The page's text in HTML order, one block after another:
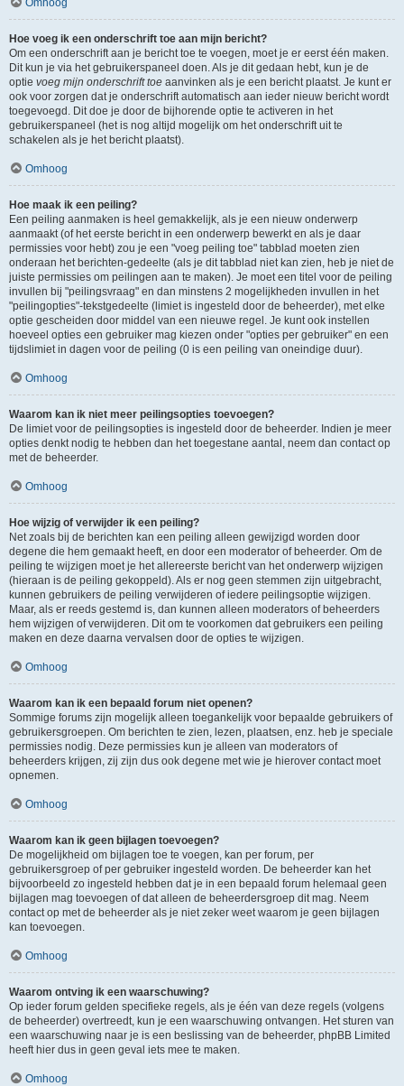
Omhoog
Hoe voeg ik een onderschrift toe aan mijn bericht?
Om een onderschrift aan je bericht toe te voegen, moet je er eerst één maken.
Dit kun je via het gebruikerspaneel doen. Als je dit gedaan hebt, kun je de
optie voeg mijn onderschrift toe aanvinken als je een bericht plaatst. Je kunt er
ook voor zorgen dat je onderschrift automatisch aan ieder nieuw bericht wordt
toegevoegd. Dit doe je door de bijhorende optie te activeren in het
gebruikerspaneel (het is nog altijd mogelijk om het onderschrift uit te
schakelen als je het bericht plaatst).
Omhoog
Hoe maak ik een peiling?
Een peiling aanmaken is heel gemakkelijk, als je een nieuw onderwerp
aanmaakt (of het eerste bericht in een onderwerp bewerkt en als je daar
permissies voor hebt) zou je een "voeg peiling toe" tabblad moeten zien
onderaan het berichten-gedeelte (als je dit tabblad niet kan zien, heb je niet de
juiste permissies om peilingen aan te maken). Je moet een titel voor de peiling
invullen bij "peilingsvraag" en dan minstens 2 mogelijkheden invullen in het
"peilingopties"-tekstgedeelte (limiet is ingesteld door de beheerder), met elke
optie gescheiden door middel van een nieuwe regel. Je kunt ook instellen
hoeveel opties een gebruiker mag kiezen onder "opties per gebruiker" en een
tijdslimiet in dagen voor de peiling (0 is een peiling van oneindige duur).
Omhoog
Waarom kan ik niet meer peilingsopties toevoegen?
De limiet voor de peilingsopties is ingesteld door de beheerder. Indien je meer
opties denkt nodig te hebben dan het toegestane aantal, neem dan contact op
met de beheerder.
Omhoog
Hoe wijzig of verwijder ik een peiling?
Net zoals bij de berichten kan een peiling alleen gewijzigd worden door
degene die hem gemaakt heeft, en door een moderator of beheerder. Om de
peiling te wijzigen moet je het allereerste bericht van het onderwerp wijzigen
(hieraan is de peiling gekoppeld). Als er nog geen stemmen zijn uitgebracht,
kunnen gebruikers de peiling verwijderen of iedere peilingsoptie wijzigen.
Maar, als er reeds gestemd is, dan kunnen alleen moderators of beheerders
hem wijzigen of verwijderen. Dit om te voorkomen dat gebruikers een peiling
maken en deze daarna vervalsen door de opties te wijzigen.
Omhoog
Waarom kan ik een bepaald forum niet openen?
Sommige forums zijn mogelijk alleen toegankelijk voor bepaalde gebruikers of
gebruikersgroepen. Om berichten te zien, lezen, plaatsen, enz. heb je speciale
permissies nodig. Deze permissies kun je alleen van moderators of
beheerders krijgen, zij zijn dus ook degene met wie je hierover contact moet
opnemen.
Omhoog
Waarom kan ik geen bijlagen toevoegen?
De mogelijkheid om bijlagen toe te voegen, kan per forum, per
gebruikersgroep of per gebruiker ingesteld worden. De beheerder kan het
bijvoorbeeld zo ingesteld hebben dat je in een bepaald forum helemaal geen
bijlagen mag toevoegen of dat alleen de beheerdersgroep dit mag. Neem
contact op met de beheerder als je niet zeker weet waarom je geen bijlagen
kan toevoegen.
Omhoog
Waarom ontving ik een waarschuwing?
Op ieder forum gelden specifieke regels, als je één van deze regels (volgens
de beheerder) overtreedt, kun je een waarschuwing ontvangen. Het sturen van
een waarschuwing naar je is een beslissing van de beheerder, phpBB Limited
heeft hier dus in geen geval iets mee te maken.
Omhoog